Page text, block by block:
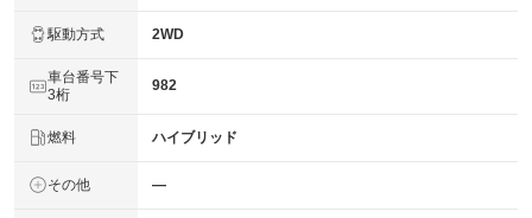
駆動方式 2WD
車台番号下
3桁
982
燃料 ハイブリッド
その他 ―